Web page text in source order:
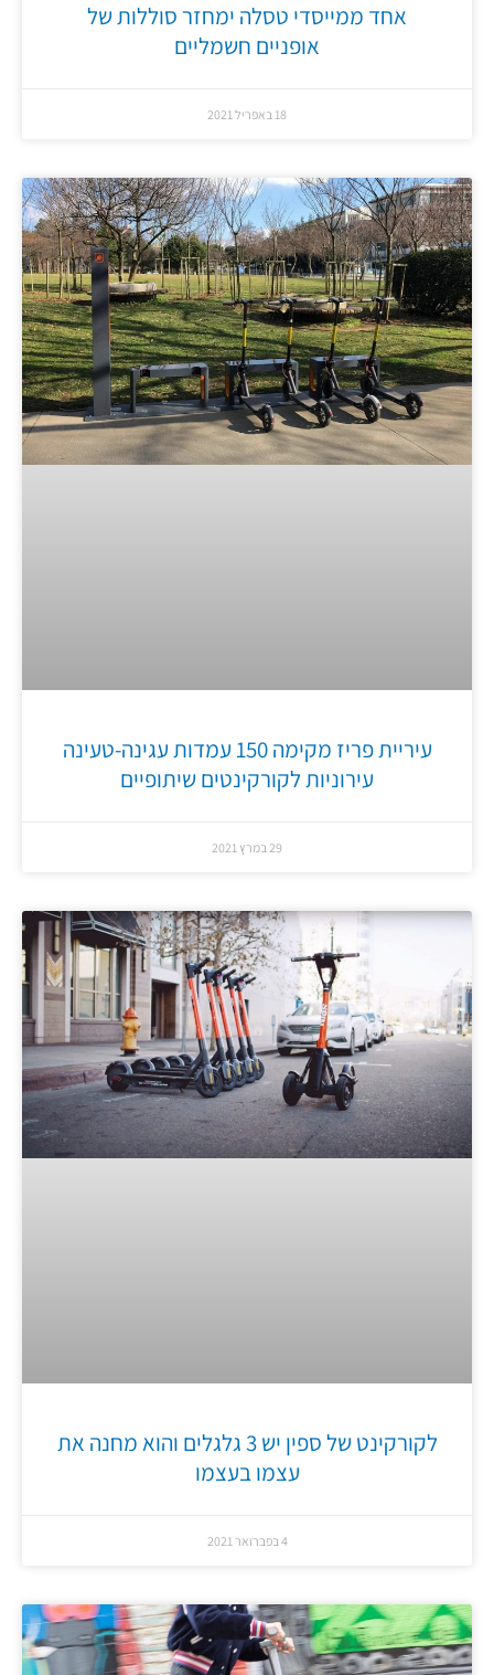
אחד ממייסדי טסלה ימחזר סוללות של
אופניים חשמליים
18 באפריל 2021
עיריית פריז מקימה 150 עמדות עגינה-טעינה
עירוניות לקורקינטים שיתופיים
29 במרץ 2021
לקורקינט של ספין יש 3 גלגלים והוא מחנה את
עצמו בעצמו
4 בפברואר 2021